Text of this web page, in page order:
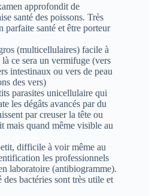
approfondit de
santé des poissons. Très
parfaite santé et être porteur
(multicellulaires) facile à
ce sera un vermifuge (vers
intestinaux ou vers de peau
des vers)
parasites unicellulaire qui
les dégâts avancés par du
par creuser la tête ou
mais quand même visible au
difficile à voir même au
les professionnels
laboratoire (antibiogramme).
bactéries sont très utile et